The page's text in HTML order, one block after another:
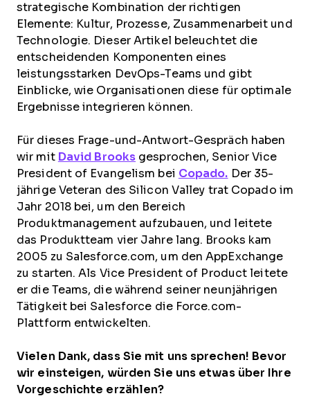
strategische Kombination der richtigen
Elemente: Kultur, Prozesse, Zusammenarbeit und
Technologie. Dieser Artikel beleuchtet die
entscheidenden Komponenten eines
leistungsstarken DevOps-Teams und gibt
Einblicke, wie Organisationen diese für optimale
Ergebnisse integrieren können.
Für dieses Frage-und-Antwort-Gespräch haben
wir mit David Brooks gesprochen, Senior Vice
President of Evangelism bei Copado. Der 35-
jährige Veteran des Silicon Valley trat Copado im
Jahr 2018 bei, um den Bereich
Produktmanagement aufzubauen, und leitete
das Produktteam vier Jahre lang. Brooks kam
2005 zu Salesforce.com, um den AppExchange
zu starten. Als Vice President of Product leitete
er die Teams, die während seiner neunjährigen
Tätigkeit bei Salesforce die Force.com-
Plattform entwickelten.
Vielen Dank, dass Sie mit uns sprechen! Bevor
wir einsteigen, würden Sie uns etwas über Ihre
Vorgeschichte erzählen?